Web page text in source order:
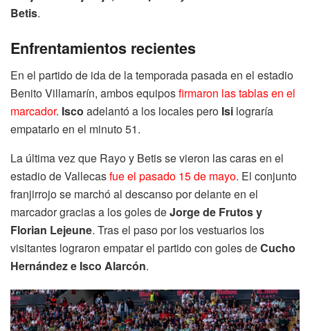
Betis.
Enfrentamientos recientes
En el partido de ida de la temporada pasada en el estadio
Benito Villamarín, ambos equiposfirmaron las tablas en el
marcador. Isco adelantó a los locales pero Isi lograría
empatarlo en el minuto 51.
La última vez que Rayo y Betis se vieron las caras en el
estadio de Vallecasfue el pasado 15 de mayo. El conjunto
franjirrojo se marchó al descanso por delante en el
marcador gracias a los goles deJorge de Frutos y
Florian Lejeune. Tras el paso por los vestuarios los
visitantes lograron empatar el partido con goles deCucho
Hernández e Isco Alarcón.